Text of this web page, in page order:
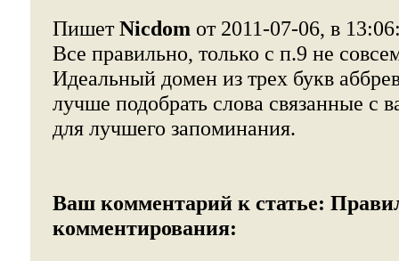
ПишетNicdom от 2011-07-06, в
Все правильно, только с п.9 не
Идеальный домен из трех букв
лучше подобрать слова связанные с
для лучшего запоминания.
Ваш комментарий к статье:
комментирования: